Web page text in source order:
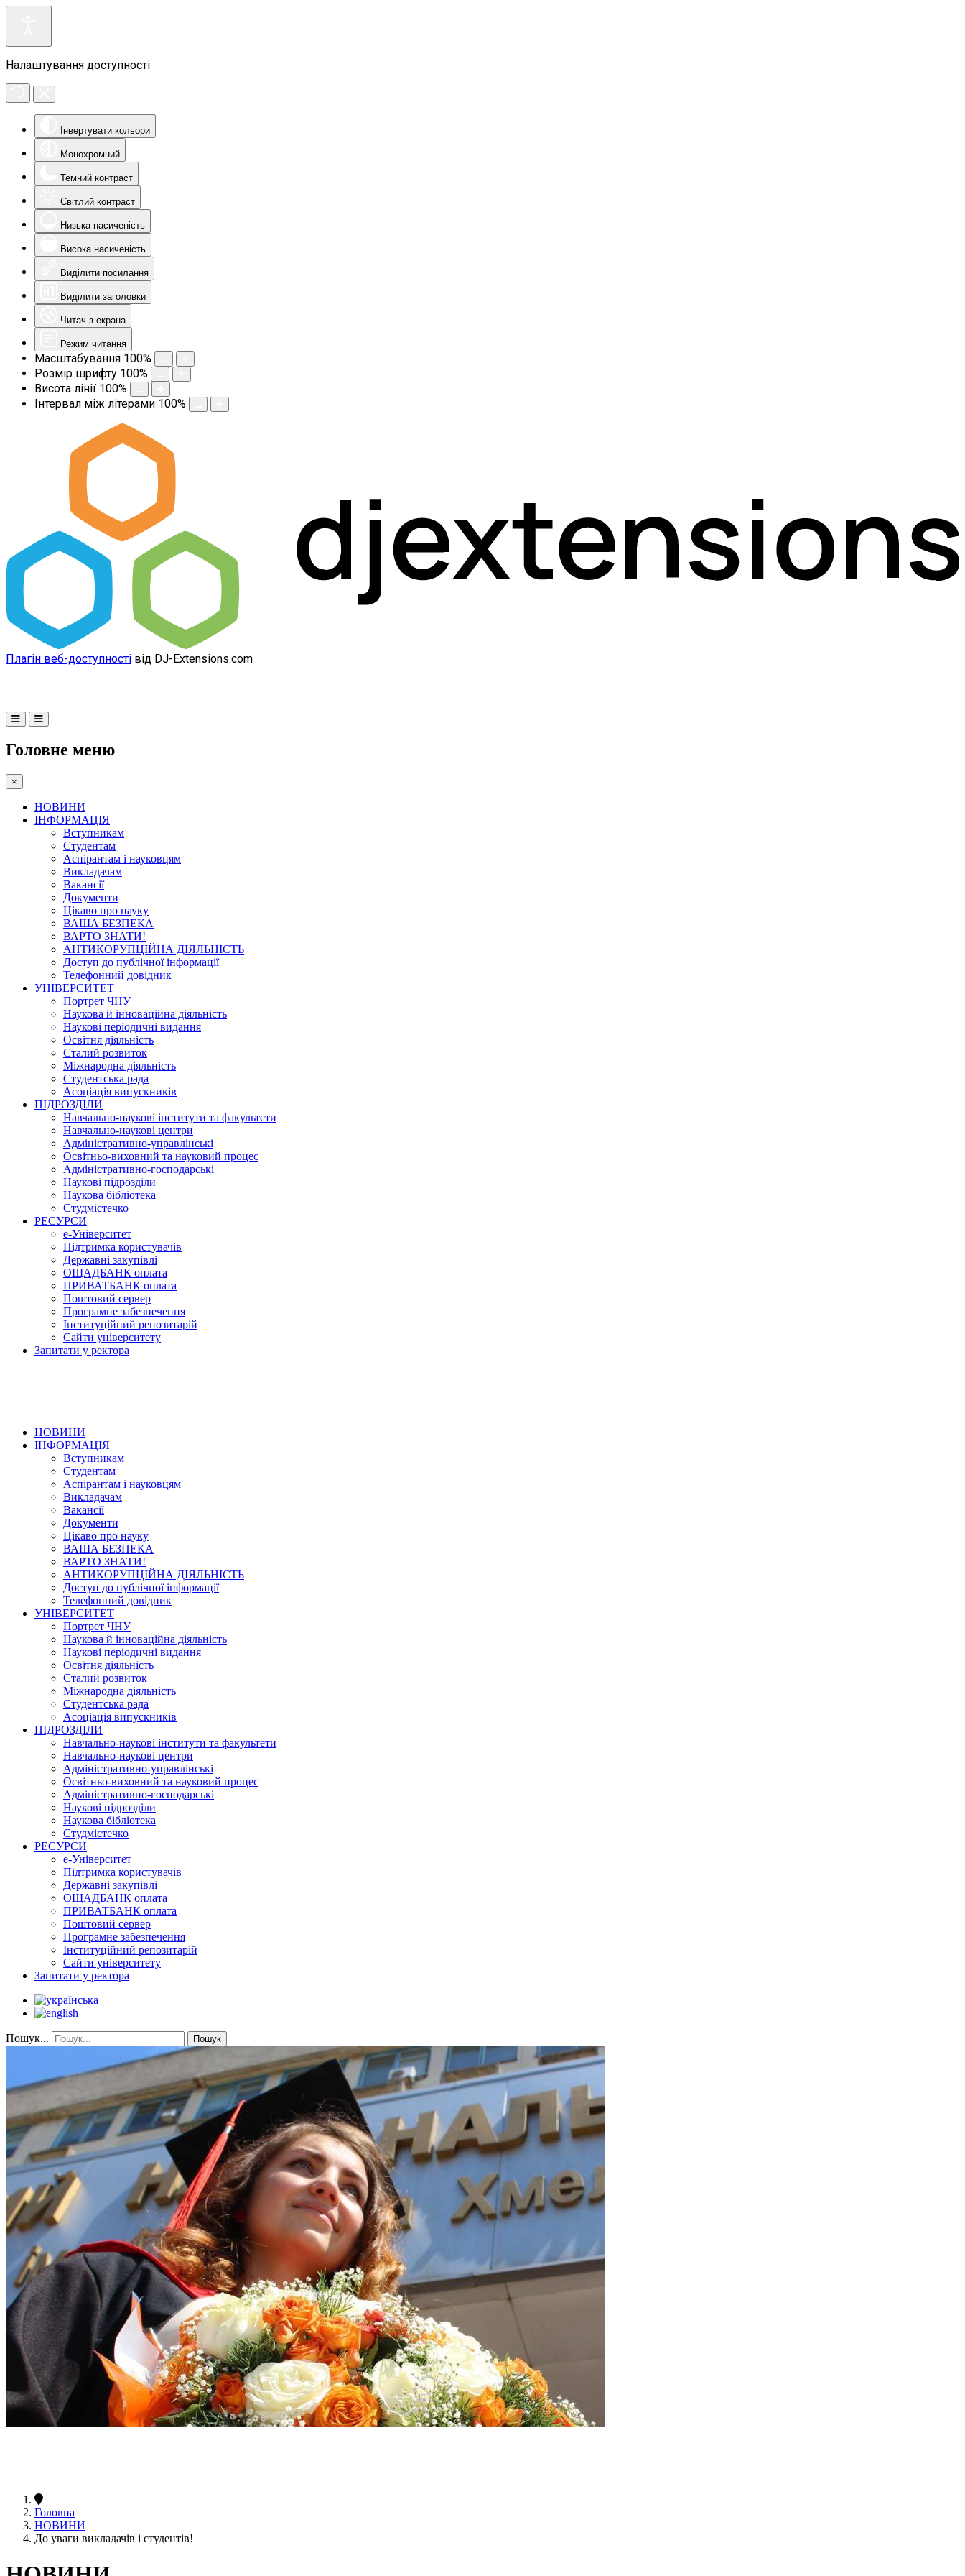
Налаштування доступності
Інвертувати кольори
Монохромний
Темний контраст
Світлий контраст
Низька насиченість
Висока насиченість
Виділити посилання
Виділити заголовки
Читач з екрана
Режим читання
Масштабування 100%
Розмір шрифту 100%
Висота лінії 100%
Інтервал між літерами 100%
Плагін веб-доступності від DJ-Extensions.com
Головне меню
×
НОВИНИ
ІНФОРМАЦІЯ
Вступникам
Студентам
Аспірантам і науковцям
Викладачам
Вакансії
Документи
Цікаво про науку
ВАША БЕЗПЕКА
ВАРТО ЗНАТИ!
АНТИКОРУПЦІЙНА ДІЯЛЬНІСТЬ
Доступ до публічної інформації
Телефонний довідник
УНІВЕРСИТЕТ
Портрет ЧНУ
Наукова й інноваційна діяльність
Наукові періодичні видання
Освітня діяльність
Сталий розвиток
Міжнародна діяльність
Студентська рада
Асоціація випускників
ПІДРОЗДІЛИ
Навчально-наукові інститути та факультети
Навчально-наукові центри
Адміністративно-управлінські
Освітньо-виховний та науковий процес
Адміністративно-господарські
Наукові підрозділи
Наукова бібліотека
Студмістечко
РЕСУРСИ
е-Університет
Підтримка користувачів
Державні закупівлі
ОЩАДБАНК оплата
ПРИВАТБАНК оплата
Поштовий сервер
Програмне забезпечення
Інституційний репозитарій
Сайти університету
Запитати у ректора
НОВИНИ
ІНФОРМАЦІЯ
Вступникам
Студентам
Аспірантам і науковцям
Викладачам
Вакансії
Документи
Цікаво про науку
ВАША БЕЗПЕКА
ВАРТО ЗНАТИ!
АНТИКОРУПЦІЙНА ДІЯЛЬНІСТЬ
Доступ до публічної інформації
Телефонний довідник
УНІВЕРСИТЕТ
Портрет ЧНУ
Наукова й інноваційна діяльність
Наукові періодичні видання
Освітня діяльність
Сталий розвиток
Міжнародна діяльність
Студентська рада
Асоціація випускників
ПІДРОЗДІЛИ
Навчально-наукові інститути та факультети
Навчально-наукові центри
Адміністративно-управлінські
Освітньо-виховний та науковий процес
Адміністративно-господарські
Наукові підрозділи
Наукова бібліотека
Студмістечко
РЕСУРСИ
е-Університет
Підтримка користувачів
Державні закупівлі
ОЩАДБАНК оплата
ПРИВАТБАНК оплата
Поштовий сервер
Програмне забезпечення
Інституційний репозитарій
Сайти університету
Запитати у ректора
Пошук... Пошук
Головна
НОВИНИ
До уваги викладачів і студентів!